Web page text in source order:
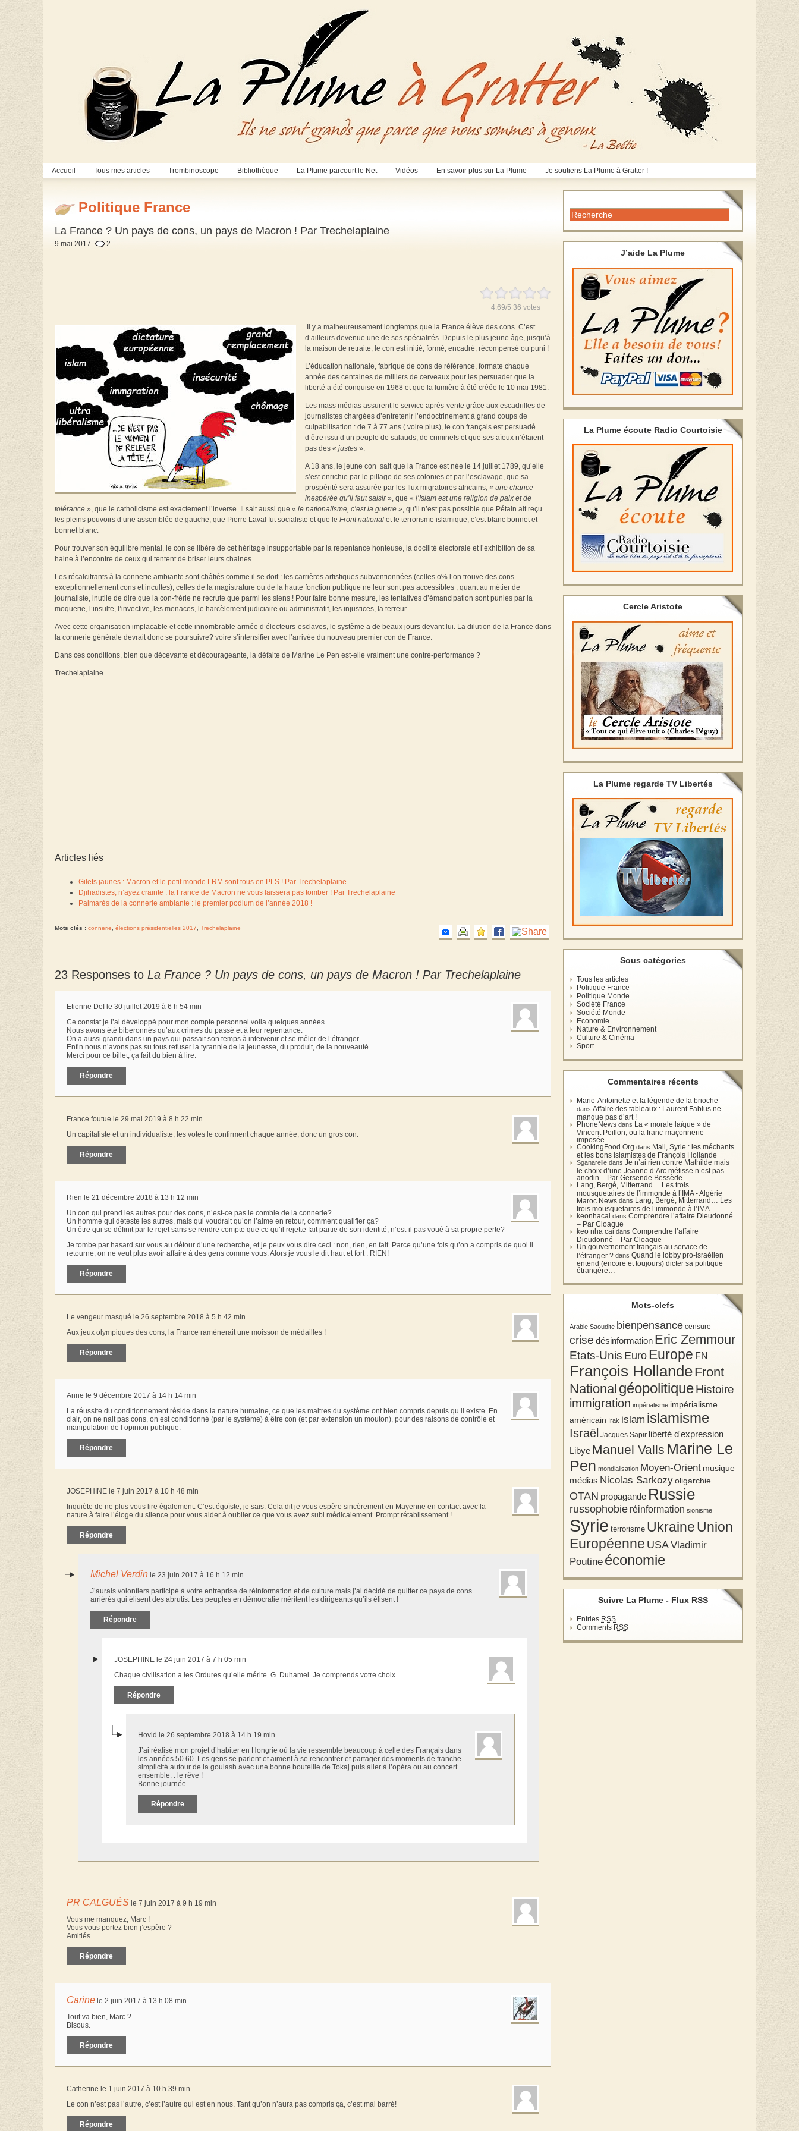
Accueil Tous mes articles Trombinoscope Bibliothèque La Plume parcourt le Net Vidéos En savoir plus sur La Plume Je soutiens La Plume à Gratter !
Politique France
La France ? Un pays de cons, un pays de Macron ! Par Trechelaplaine
9 mai 2017 2
4.69/5 36 votes
Il y a malheureusement longtemps que la France élève des cons. C’est
d’ailleurs devenue une de ses spécialités. Depuis le plus jeune âge, jusqu’à
la maison de retraite, le con est initié, formé, encadré, récompensé ou puni !
L’éducation nationale, fabrique de cons de référence, formate chaque
année des centaines de milliers de cerveaux pour les persuader que la
liberté a été conquise en 1968 et que la lumière à été créée le 10 mai 1981.
Les mass médias assurent le service après-vente grâce aux escadrilles de
journalistes chargées d’entretenir l’endoctrinement à grand coups de
culpabilisation : de 7 à 77 ans ( voire plus), le con français est persuadé
d’être issu d’un peuple de salauds, de criminels et que ses aïeux n’étaient
pas des « justes ».
A 18 ans, le jeune con sait que la France est née le 14 juillet 1789, qu’elle
s’est enrichie par le pillage de ses colonies et par l’esclavage, que sa
prospérité sera assurée par les flux migratoires africains, « une chance
inespérée qu’il faut saisir», que « l’Islam est une religion de paix et de
tolérance », que le catholicisme est exactement l’inverse. Il sait aussi que « le nationalisme, c’est la guerre », qu’il n’est pas possible que Pétain ait reçu
les pleins pouvoirs d’une assemblée de gauche, que Pierre Laval fut socialiste et que le Front national et le terrorisme islamique, c’est blanc bonnet et
bonnet blanc.
Pour trouver son équilibre mental, le con se libère de cet héritage insupportable par la repentance honteuse, la docilité électorale et l’exhibition de sa
haine à l’encontre de ceux qui tentent de briser leurs chaines.
Les récalcitrants à la connerie ambiante sont châtiés comme il se doit : les carrières artistiques subventionnées (celles o% l’on trouve des cons
exceptionnellement cons et incultes), celles de la magistrature ou de la haute fonction publique ne leur sont pas accessibles ; quant au métier de
journaliste, inutile de dire que la con-frérie ne recrute que parmi les siens ! Pour faire bonne mesure, les tentatives d’émancipation sont punies par la
moquerie, l’insulte, l’invective, les menaces, le harcèlement judiciaire ou administratif, les injustices, la terreur…
Avec cette organisation implacable et cette innombrable armée d’électeurs-esclaves, le système a de beaux jours devant lui. La dilution de la France dans
la connerie générale devrait donc se poursuivre? voire s’intensifier avec l’arrivée du nouveau premier con de France.
Dans ces conditions, bien que décevante et décourageante, la défaite de Marine Le Pen est-elle vraiment une contre-performance ?
Trechelaplaine
Articles liés
Gilets jaunes : Macron et le petit monde LRM sont tous en PLS ! Par Trechelaplaine
Djihadistes, n’ayez crainte : la France de Macron ne vous laissera pas tomber ! Par Trechelaplaine
Palmarès de la connerie ambiante : le premier podium de l’année 2018 !
Mots clés : connerie élections présidentielles 2017 Trechelaplaine
23 Responses to La France ? Un pays de cons, un pays de Macron ! Par Trechelaplaine
Etienne Def le 30 juillet 2019 à 6 h 54 min
Ce constat je l’ai développé pour mon compte personnel voila quelques années.
Nous avons été biberonnés qu’aux crimes du passé et à leur repentance.
On a aussi grandi dans un pays qui passait son temps à intervenir et se mêler de l’étranger.
Enfin nous n’avons pas su tous refuser la tyrannie de la jeunesse, du produit, de la nouveauté.
Merci pour ce billet, ça fait du bien à lire.
Répondre
France foutue le 29 mai 2019 à 8 h 22 min
Un capitaliste et un individualiste, les votes le confirment chaque année, donc un gros con.
Répondre
Rien le 21 décembre 2018 à 13 h 12 min
Un con qui prend les autres pour des cons, n’est-ce pas le comble de la connerie?
Un homme qui déteste les autres, mais qui voudrait qu’on l’aime en retour, comment qualifier ça?
Un être qui se définit par le rejet sans se rendre compte que ce qu’il rejette fait partie de son identité, n’est-il pas voué à sa propre perte?
Je tombe par hasard sur vous au détour d’une recherche, et je peux vous dire ceci : non, rien, en fait. Parce qu’une fois qu’on a compris de quoi il
retourne, on ne veut plus avoir affaire à des gens comme vous. Alors je vous le dit haut et fort : RIEN!
Répondre
Le vengeur masqué le 26 septembre 2018 à 5 h 42 min
Aux jeux olympiques des cons, la France ramènerait une moisson de médailles !
Répondre
Anne le 9 décembre 2017 à 14 h 14 min
La réussite du conditionnement réside dans la nature humaine, ce que les maitres du système ont bien compris depuis qu il existe. En
clair, on ne nait pas cons, on est conditionné (par le système) à être con (et par extension un mouton), pour des raisons de contrôle et
manipulation de l opinion publique.
Répondre
JOSEPHINE le 7 juin 2017 à 10 h 48 min
Inquiète de ne plus vous lire également. C’est égoïste, je sais. Cela dit je vous espère sincèrement en Mayenne en contact avec la
nature à faire l’éloge du silence pour vous aider à oublier ce que vous avez subi médicalement. Prompt rétablissement !
Répondre
Michel Verdin le 23 juin 2017 à 16 h 12 min
J’aurais volontiers participé à votre entreprise de réinformation et de culture mais j’ai décidé de quitter ce pays de cons
arriérés qui élisent des abrutis. Les peuples en démocratie méritent les dirigeants qu’ils élisent !
Répondre
JOSEPHINE le 24 juin 2017 à 7 h 05 min
Chaque civilisation a les Ordures qu’elle mérite. G. Duhamel. Je comprends votre choix.
Répondre
Hovid le 26 septembre 2018 à 14 h 19 min
J’ai réalisé mon projet d’habiter en Hongrie où la vie ressemble beaucoup à celle des Français dans
les années 50 60. Les gens se parlent et aiment à se rencontrer et partager des moments de franche
simplicité autour de la goulash avec une bonne bouteille de Tokaj puis aller à l’opéra ou au concert
ensemble. : le rêve !
Bonne journée
Répondre
PR CALGUÈS le 7 juin 2017 à 9 h 19 min
Vous me manquez, Marc !
Vous vous portez bien j’espère ?
Amitiés.
Répondre
Carine le 2 juin 2017 à 13 h 08 min
Tout va bien, Marc ?
Bisous.
Répondre
Catherine le 1 juin 2017 à 10 h 39 min
Le con n’est pas l’autre, c’est l’autre qui est en nous. Tant qu’on n’aura pas compris ça, c’est mal barré!
Répondre
J’aide La Plume
La Plume écoute Radio Courtoisie
Cercle Aristote
La Plume regarde TV Libertés
Sous catégories
Tous les articles
Politique France
Politique Monde
Société France
Société Monde
Economie
Nature & Environnement
Culture & Cinéma
Sport
Commentaires récents
Marie-Antoinette et la légende de la brioche -
dans Affaire des tableaux : Laurent Fabius ne
manque pas d’art !
PhoneNews dans La « morale laïque » de
Vincent Peillon, ou la franc-maçonnerie
imposée…
CookingFood.Org dans Mali, Syrie : les méchants
et les bons islamistes de François Hollande
Sganarelle dans Je n’ai rien contre Mathilde mais
le choix d’une Jeanne d’Arc métisse n’est pas
anodin – Par Gersende Bessède
Lang, Bergé, Mitterrand… Les trois
mousquetaires de l’immonde à l’IMA - Algérie
Maroc News dans Lang, Bergé, Mitterrand… Les
trois mousquetaires de l’immonde à l’IMA
keonhacai dans Comprendre l’affaire Dieudonné
– Par Cloaque
keo nha cai dans Comprendre l’affaire
Dieudonné – Par Cloaque
Un gouvernement français au service de
l’étranger ? dans Quand le lobby pro-israélien
entend (encore et toujours) dicter sa politique
étrangère…
Mots-clefs
Arabie Saoudite bienpensance censure
crise désinformation Eric Zemmour
Etats-Unis Euro Europe FN
François HollandeFront
National géopolitiqueHistoire
immigration impérialisme impérialisme
américain Irak islam islamisme
Israël Jacques Sapir liberté d'expression
Libye Manuel Valls Marine Le
Pen mondialisation Moyen-Orient musique
médias Nicolas Sarkozyoligarchie
OTAN propagande Russie
russophobie réinformation sionisme
Syrie terrorisme Ukraine Union
Européenne USAVladimir
Poutine économie
Suivre La Plume - Flux RSS
Entries RSS
Comments RSS